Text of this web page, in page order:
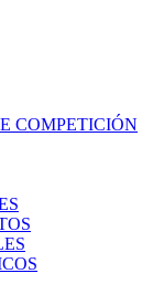
COMPETICIÓN